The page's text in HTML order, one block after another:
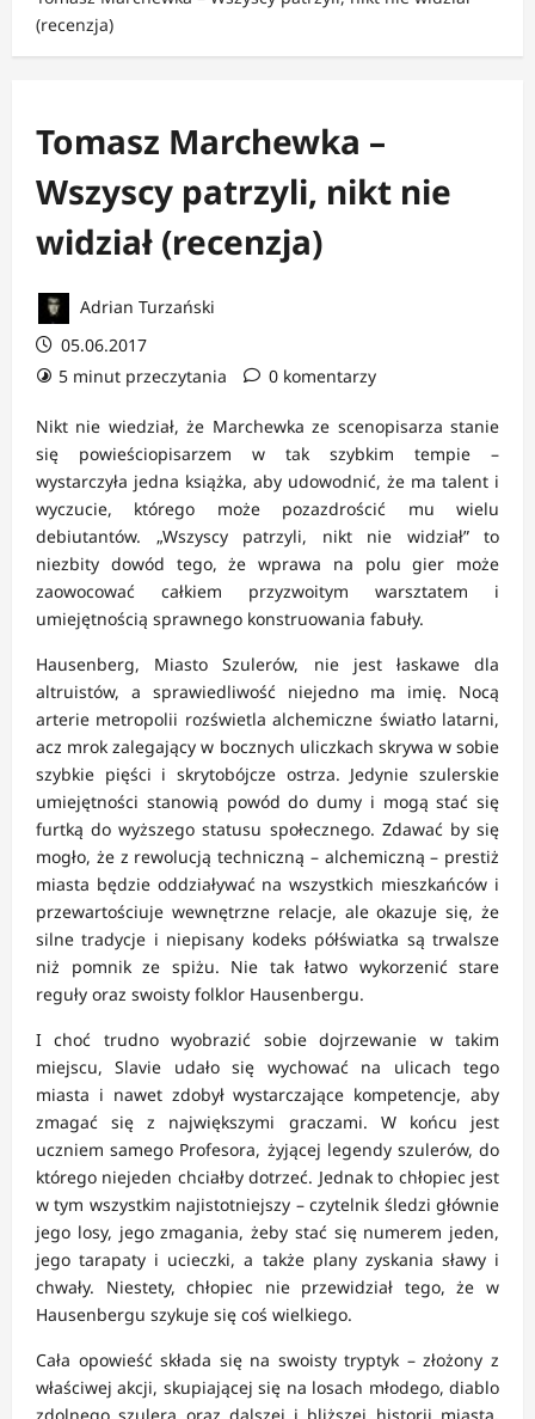
(recenzja)
Tomasz Marchewka –
Wszyscy patrzyli, nikt nie
widział (recenzja)
Adrian Turzański
05.06.2017
5 minut przeczytania
0 komentarzy
Nikt nie wiedział, że Marchewka ze scenopisarza stanie
się powieściopisarzem w tak szybkim tempie –
wystarczyła jedna książka, aby udowodnić, że ma talent i
wyczucie, którego może pozazdrościć mu wielu
debiutantów. „Wszyscy patrzyli, nikt nie widział” to
niezbity dowód tego, że wprawa na polu gier może
zaowocować całkiem przyzwoitym warsztatem i
umiejętnością sprawnego konstruowania fabuły.
Hausenberg, Miasto Szulerów, nie jest łaskawe dla
altruistów, a sprawiedliwość niejedno ma imię. Nocą
arterie metropolii rozświetla alchemiczne światło latarni,
acz mrok zalegający w bocznych uliczkach skrywa w sobie
szybkie pięści i skrytobójcze ostrza. Jedynie szulerskie
umiejętności stanowią powód do dumy i mogą stać się
furtką do wyższego statusu społecznego. Zdawać by się
mogło, że z rewolucją techniczną – alchemiczną – prestiż
miasta będzie oddziaływać na wszystkich mieszkańców i
przewartościuje wewnętrzne relacje, ale okazuje się, że
silne tradycje i niepisany kodeks półświatka są trwalsze
niż pomnik ze spiżu. Nie tak łatwo wykorzenić stare
reguły oraz swoisty folklor Hausenbergu.
I choć trudno wyobrazić sobie dojrzewanie w takim
miejscu, Slavie udało się wychować na ulicach tego
miasta i nawet zdobył wystarczające kompetencje, aby
zmagać się z największymi graczami. W końcu jest
uczniem samego Profesora, żyjącej legendy szulerów, do
którego niejeden chciałby dotrzeć. Jednak to chłopiec jest
w tym wszystkim najistotniejszy – czytelnik śledzi głównie
jego losy, jego zmagania, żeby stać się numerem jeden,
jego tarapaty i ucieczki, a także plany zyskania sławy i
chwały. Niestety, chłopiec nie przewidział tego, że w
Hausenbergu szykuje się coś wielkiego.
Cała opowieść składa się na swoisty tryptyk – złożony z
właściwej akcji, skupiającej się na losach młodego, diablo